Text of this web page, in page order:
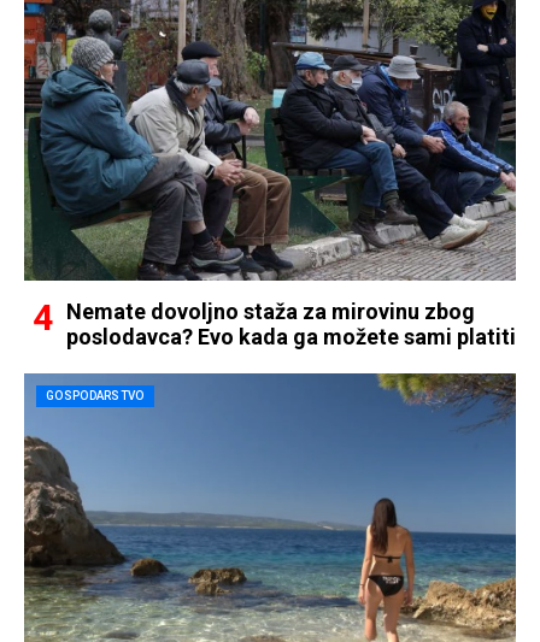
Nemate dovoljno staža za mirovinu zbog
poslodavca? Evo kada ga možete sami platiti
GOSPODARSTVO